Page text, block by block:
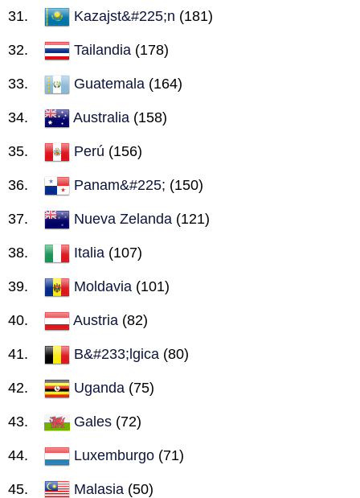
Kazajst&#225;n (181)
Tailandia (178)
Guatemala (164)
Australia (158)
Perú (156)
Panam&#225; (150)
Nueva Zelanda (121)
Italia (107)
Moldavia (101)
Austria (82)
B&#233;lgica (80)
Uganda (75)
Gales (72)
Luxemburgo (71)
Malasia (50)